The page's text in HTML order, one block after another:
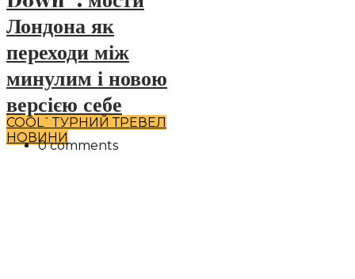
COOL`TУРНИЙ ТРЕВЕЛ
НОВИНИ
Лондона як
переходи між
минулим і новою
версією себе
0 comments